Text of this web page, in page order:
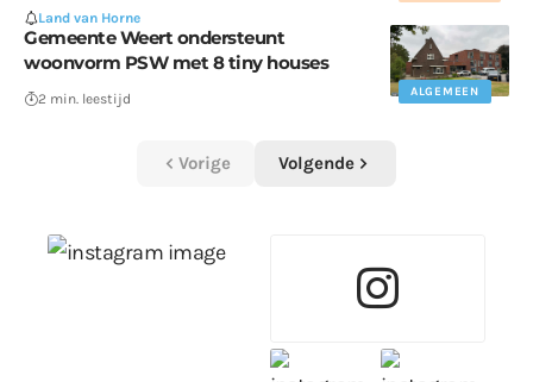
Land van Horne
ALGEMEEN
Gemeente Weert ondersteunt
woonvorm PSW met 8 tiny houses
2 min. leestijd
Vorige Volgende